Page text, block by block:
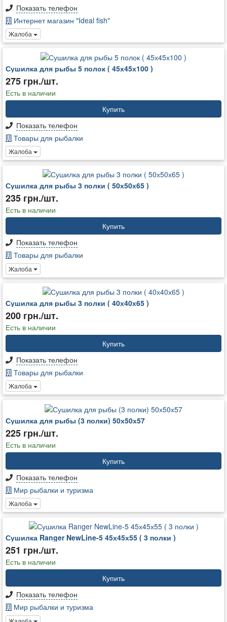
Показать телефон
Интернет магазин "Ideal fish"
Жалоба
Сушилка для рыбы 5 полок ( 45х45х100 )
275 грн./шт.
Есть в наличии
Купить
Показать телефон
Товары для рыбалки
Жалоба
Сушилка для рыбы 3 полки ( 50х50х65 )
235 грн./шт.
Есть в наличии
Купить
Показать телефон
Товары для рыбалки
Жалоба
Сушилка для рыбы 3 полки ( 40х40х65 )
200 грн./шт.
Есть в наличии
Купить
Показать телефон
Товары для рыбалки
Жалоба
Сушилка для рыбы (3 полки) 50х50х57
225 грн./шт.
Есть в наличии
Купить
Показать телефон
Мир рыбалки и туризма
Жалоба
Сушилка Ranger NewLine-5 45х45х55 ( 3 полки )
251 грн./шт.
Есть в наличии
Купить
Показать телефон
Мир рыбалки и туризма